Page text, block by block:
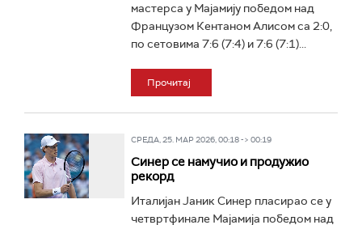
мастерса у Мајамију победом над
Французом Кентаном Алисом са 2:0,
по сетовима 7:6 (7:4) и 7:6 (7:1)...
Прочитај
СРЕДА, 25. МАР 2026, 00:18 -> 00:19
Синер се намучио и продужио
рекорд
Италијан Јаник Синер пласирао се у
четвртфинале Мајамија победом над